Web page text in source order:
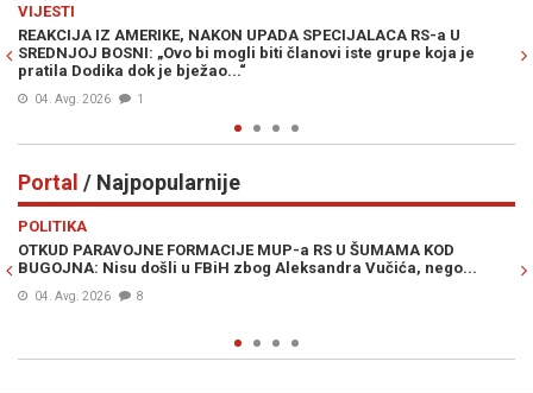
VIJESTI
REAKCIJA IZ AMERIKE, NAKON UPADA SPECIJALACA RS-a U
SREDNJOJ BOSNI: „Ovo bi mogli biti članovi iste grupe koja je
pratila Dodika dok je bježao...“
04. Avg. 2026 1
Portal / Najpopularnije
POLITIKA
OTKUD PARAVOJNE FORMACIJE MUP-a RS U ŠUMAMA KOD
BUGOJNA: Nisu došli u FBiH zbog Aleksandra Vučića, nego...
04. Avg. 2026 8